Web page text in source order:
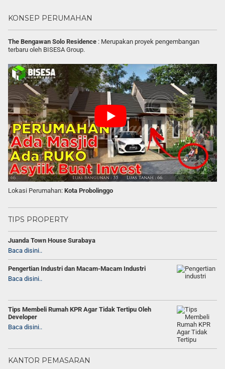
KONSEP PERUMAHAN
The Bengawan Solo Residence : Merupakan proyek pengembangan
terbaru oleh BISESA Group.
Lokasi Perumahan: Kota Probolinggo
TIPS PROPERTY
Juanda Town House Surabaya
Baca disini..
Pengertian Industri dan Macam-Macam Industri
Baca disini..
Tips Membeli Rumah KPR Agar Tidak Tertipu Oleh
Developer
Baca disini..
KANTOR PEMASARAN